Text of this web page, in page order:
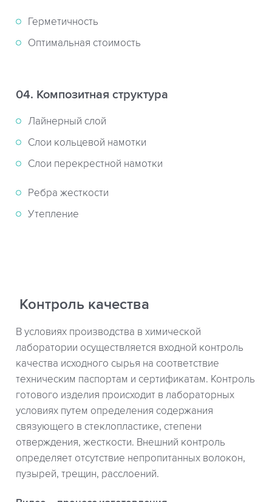
Герметичность
Оптимальная стоимость
04. Композитная структура
Лайнерный слой
Слои кольцевой намотки
Слои перекрестной намотки
Ребра жесткости
Утепление
Контроль качества
В условиях производства в химической
лаборатории осуществляется входной контроль
качества исходного сырья на соответствие
техническим паспортам и сертификатам. Контроль
готового изделия происходит в лабораторных
условиях путем определения содержания
связующего в стеклопластике, степени
отверждения, жесткости. Внешний контроль
определяет отсутствие непропитанных волокон,
пузырей, трещин, расслоений.